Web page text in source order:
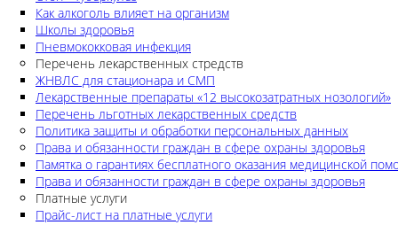
Как алкоголь влияет на организм
Школы здоровья
Пневмококковая инфекция
Перечень лекарственных стредств
ЖНВЛС для стационара и СМП
Лекарственные препараты «12 высокозатратных нозологий»
Перечень льготных лекарственных средств
Политика защиты и обработки персональных данных
Права и обязанности граждан в сфере охраны здоровья
Памятка о гарантиях бесплатного оказания медицинской
Права и обязанности граждан в сфере охраны здоровья
Платные услуги
Прайс-лист на платные услуги